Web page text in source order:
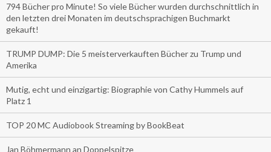
794 Bücher pro Minute! So viele Bücher wurden durchschnittlich in
den letzten drei Monaten im deutschsprachigen Buchmarkt
gekauft!
TRUMP DUMP: Die 5 meisterverkauften Bücher zu Trump und
Amerika
Mutig, echt und einzigartig: Biographie von Cathy Hummels auf
Platz 1
TOP 20 MC Audiobook Streaming by BookBeat
Jan Böhmermann an Doppelspitze